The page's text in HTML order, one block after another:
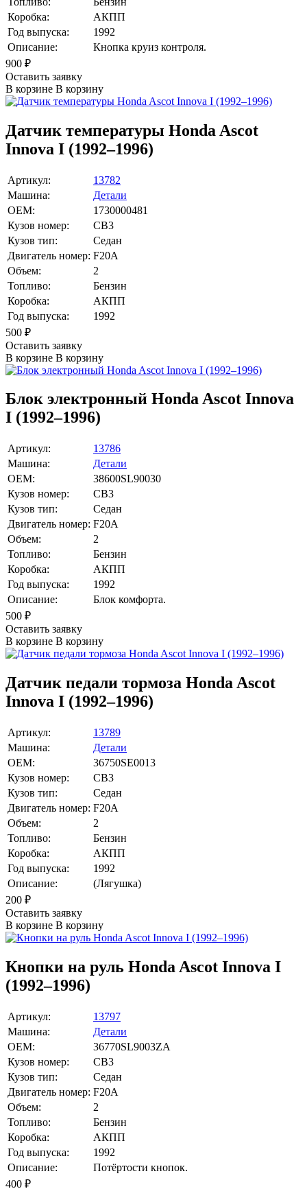
Коробка:
АКПП
Год выпуска:
1992
Описание:
Кнопка круиз контроля.
900 ₽
Оставить заявку
В корзине В корзину
Датчик температуры Honda Ascot
Innova I (1992–1996)
Артикул:
13782
Машина:
Детали
OEM:
1730000481
Кузов номер:
CB3
Кузов тип:
Седан
Двигатель номер: F20A
Объем:
2
Топливо:
Бензин
Коробка:
АКПП
Год выпуска:
1992
500 ₽
Оставить заявку
В корзине В корзину
Блок электронный Honda Ascot Innova
I (1992–1996)
Артикул:
13786
Машина:
Детали
OEM:
38600SL90030
Кузов номер:
CB3
Кузов тип:
Седан
Двигатель номер: F20A
Объем:
2
Топливо:
Бензин
Коробка:
АКПП
Год выпуска:
1992
Описание:
Блок комфорта.
500 ₽
Оставить заявку
В корзине В корзину
Датчик педали тормоза Honda Ascot
Innova I (1992–1996)
Артикул:
13789
Машина:
Детали
OEM:
36750SE0013
Кузов номер:
CB3
Кузов тип:
Седан
Двигатель номер: F20A
Объем:
2
Топливо:
Бензин
Коробка:
АКПП
Год выпуска:
1992
Описание:
(Лягушка)
200 ₽
Оставить заявку
В корзине В корзину
Кнопки на руль Honda Ascot Innova I
(1992–1996)
Артикул:
13797
Машина:
Детали
OEM:
36770SL9003ZA
Кузов номер:
CB3
Кузов тип:
Седан
Двигатель номер: F20A
Объем:
2
Топливо:
Бензин
Коробка:
АКПП
Год выпуска:
1992
Описание:
Потёртости кнопок.
400 ₽